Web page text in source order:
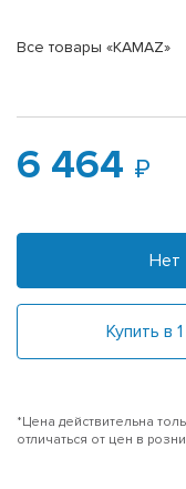
Все товары «KAMAZ»
6 464
Нет
Купить в
*Цена действительна
отличаться от цен в